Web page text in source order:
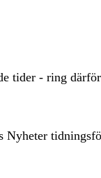
tider - ring
Nyheter